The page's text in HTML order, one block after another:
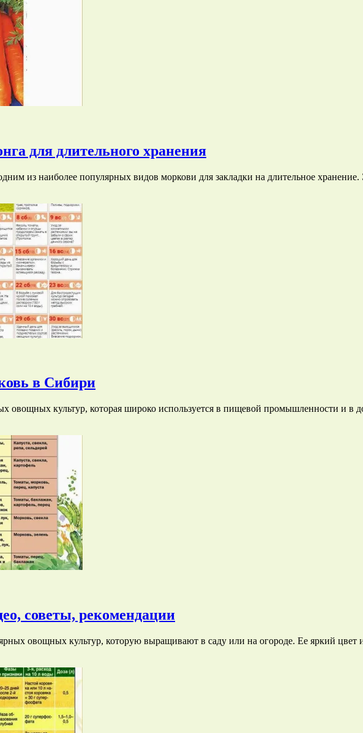
для длительного хранения
из наиболее популярных видов моркови для закладки на длительное
в Сибири
овощных культур, которая широко используется в пищевой промышленности и в
советы, рекомендации
овощных культур, которую выращивают в саду или на огороде. Ее яркий